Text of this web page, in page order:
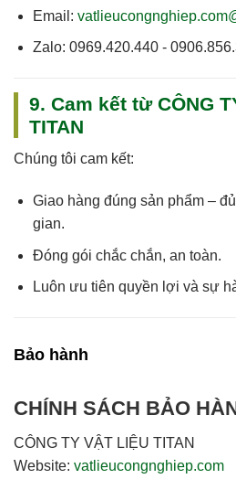
Email:
Zalo: 0969.420.440 -
9. Cam kết từ CÔNG
TITAN
Chúng tôi cam kết:
Giao hàng đúng sản phẩm –
gian.
Đóng gói chắc chắn, an toàn.
Luôn ưu tiên quyền lợi và sự
Bảo hành
CHÍNH SÁCH BẢO
CÔNG TY VẬT LIỆU TITAN
Website: vatlieucongnghiep.com